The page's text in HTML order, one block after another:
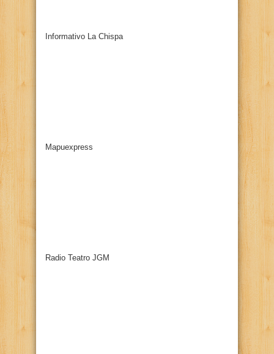
Informativo La Chispa
Mapuexpress
Radio Teatro JGM